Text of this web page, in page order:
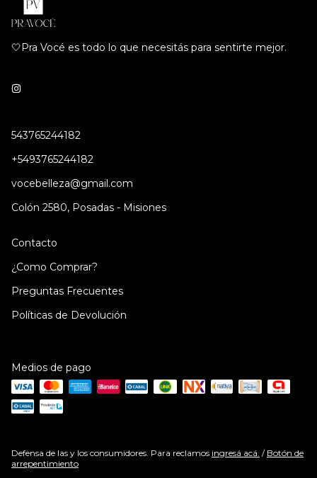
🤍Pra Vocé es todo lo que necesitás para sentirte mejor.
543765244182
+5493765244182
vocebelleza@gmail.com
Colón 2580, Posadas - Misiones
Contacto
¿Como Comprar?
Preguntas Frecuentes
Políticas de Devolución
Medios de pago
Defensa de las y los consumidores. Para reclamos ingresá acá. / Botón de
arrepentimiento